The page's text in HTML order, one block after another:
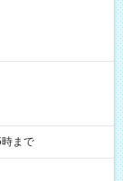
まで